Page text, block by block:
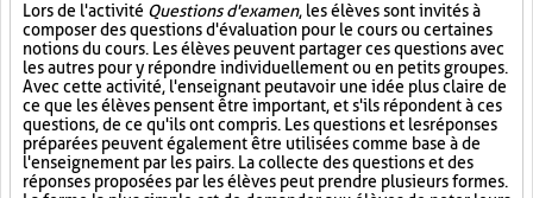
Lors de l'activité Questions d'examen, les élèves sont invités à
composer des questions d'évaluation pour le cours ou certaines
notions du cours. Les élèves peuvent partager ces questions avec
les autres pour y répondre individuellement ou en petits groupes.
Avec cette activité, l'enseignant peut avoir une idée plus claire de
ce que les élèves pensent être important, et s'ils répondent à ces
questions, de ce qu'ils ont compris. Les questions et les réponses
préparées peuvent également être utilisées comme base à de
l'enseignement par les pairs. La collecte des questions et des
réponses proposées par les élèves peut prendre plusieurs formes.